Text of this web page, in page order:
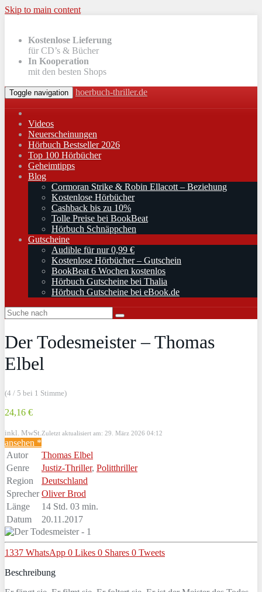
Skip to main content
Kostenlose Lieferung
für CD’s & Bücher
In Kooperation
mit den besten Shops
Toggle navigation hoerbuch-thriller.de
Videos
Neuerscheinungen
Hörbuch Bestseller 2026
Top 100 Hörbücher
Geheimtipps
Blog
Cormoran Strike & Robin Ellacott – Beziehung
Kostenlose Hörbücher
Cashback bis zu 10%
Tolle Preise bei BookBeat
Hörbuch Schnäppchen
Gutscheine
Audible für nur 0,99 €
Kostenlose Hörbücher – Gutschein
BookBeat 6 Wochen kostenlos
Hörbuch Gutscheine bei Thalia
Hörbuch Gutscheine bei eBook.de
Der Todesmeister – Thomas
Elbel
(4 / 5 bei 1 Stimme)
24,16 €
inkl. MwSt. Zuletzt aktualisiert am: 29. März 2026 04:12
ansehen *
Autor
Thomas Elbel
Genre
Justiz-Thriller, Politthriller
Region
Deutschland
Sprecher Oliver Brod
Länge
14 Std. 03 min.
Datum
20.11.2017
1337 WhatsApp 0 Likes 0 Shares 0 Tweets
Beschreibung